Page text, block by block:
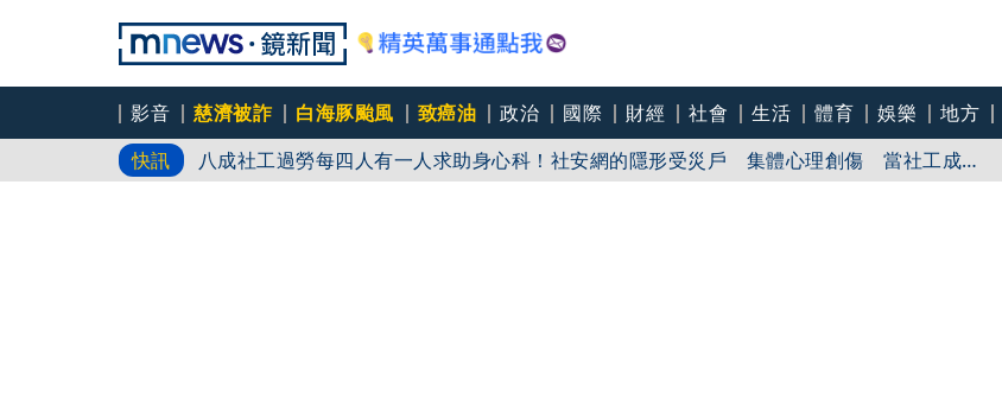
影音 慈濟被詐 白海豚颱風 致癌油 政治 國際 財經 社會 生活 體育 娛樂 地方
快訊
八成社工過勞每四人有一人求助身心科！社安網的隱形受災戶 集體心理創傷 當社工成
「體制代罪羊」 防禦性社工不敢多做無奈趨勢？耗竭殆盡下的社安網危機｜社工消失中
父親節登小巨蛋開唱 想到離世三年的爸爸 許富凱哭到眼淚鼻涕直流